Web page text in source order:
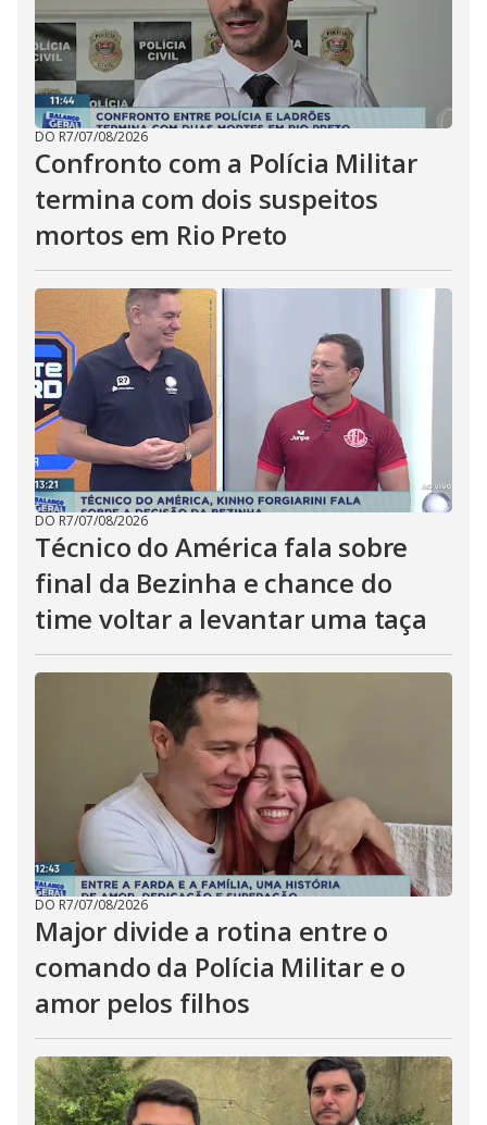
DO R7/07/08/2026
Confronto com a Polícia Militar
termina com dois suspeitos
mortos em Rio Preto
DO R7/07/08/2026
Técnico do América fala sobre
final da Bezinha e chance do
time voltar a levantar uma taça
DO R7/07/08/2026
Major divide a rotina entre o
comando da Polícia Militar e o
amor pelos filhos